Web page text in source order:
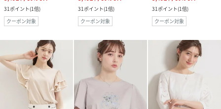
31ポイント(1倍)
クーポン対象
31ポイント(1倍)
クーポン対象
31ポイント(1倍)
クーポン対象